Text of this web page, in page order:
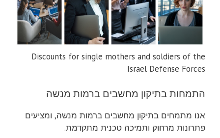
Discounts for single mothers and soldiers of the
Israel Defense Forces
התמחות בתיקון מחשבים ברמות מנשה
אנו מתמחים בתיקון מחשבים ברמות מנשה, ומציעים
פתרונות מרחוק ותמיכה טכנית מתקדמת.